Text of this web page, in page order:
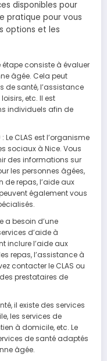
disponibles pour
pratique pour vous
options et les
étape consiste à évaluer
âgée. Cela peut
de santé, l’assistance
etc. Il est
individuels afin de
CLAS est l’organisme
sociaux à Nice. Vous
des informations sur
les personnes âgées,
de repas, l’aide aux
également vous
a besoin d’une
d’aide à
inclure l’aide aux
repas, l’assistance à
contacter le CLAS ou
prestataires de
il existe des services
les services de
à domicile, etc. Le
de santé adaptés
âgée.